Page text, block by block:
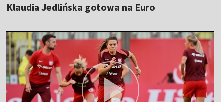
Klaudia Jedlińska gotowa na Euro